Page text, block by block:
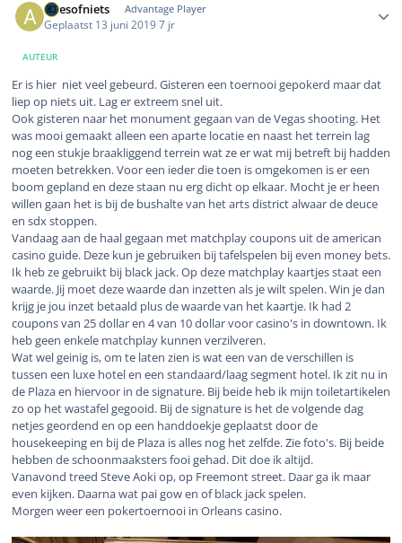
Allesofniets Advantage Player
Geplaatst 13 juni 20197 jr
AUTEUR
Er is hier niet veel gebeurd. Gisteren een toernooi gepokerd maar dat
liep op niets uit. Lag er extreem snel uit.
Ook gisteren naar het monument gegaan van de Vegas shooting. Het
was mooi gemaakt alleen een aparte locatie en naast het terrein lag
nog een stukje braakliggend terrein wat ze er wat mij betreft bij hadden
moeten betrekken. Voor een ieder die toen is omgekomen is er een
boom gepland en deze staan nu erg dicht op elkaar. Mocht je er heen
willen gaan het is bij de bushalte van het arts district alwaar de deuce
en sdx stoppen.
Vandaag aan de haal gegaan met matchplay coupons uit de american
casino guide. Deze kun je gebruiken bij tafelspelen bij even money bets.
Ik heb ze gebruikt bij black jack. Op deze matchplay kaartjes staat een
waarde. Jij moet deze waarde dan inzetten als je wilt spelen. Win je dan
krijg je jou inzet betaald plus de waarde van het kaartje. Ik had 2
coupons van 25 dollar en 4 van 10 dollar voor casino's in downtown. Ik
heb geen enkele matchplay kunnen verzilveren.
Wat wel geinig is, om te laten zien is wat een van de verschillen is
tussen een luxe hotel en een standaard/laag segment hotel. Ik zit nu in
de Plaza en hiervoor in de signature. Bij beide heb ik mijn toiletartikelen
zo op het wastafel gegooid. Bij de signature is het de volgende dag
netjes geordend en op een handdoekje geplaatst door de
housekeeping en bij de Plaza is alles nog het zelfde. Zie foto's. Bij beide
hebben de schoonmaaksters fooi gehad. Dit doe ik altijd.
Vanavond treed Steve Aoki op, op Freemont street. Daar ga ik maar
even kijken. Daarna wat pai gow en of black jack spelen.
Morgen weer een pokertoernooi in Orleans casino.